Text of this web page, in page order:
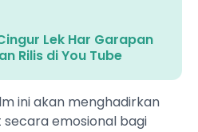
Lek Har Garapan
Rilis di You Tube
ini akan menghadirkan
emosional bagi